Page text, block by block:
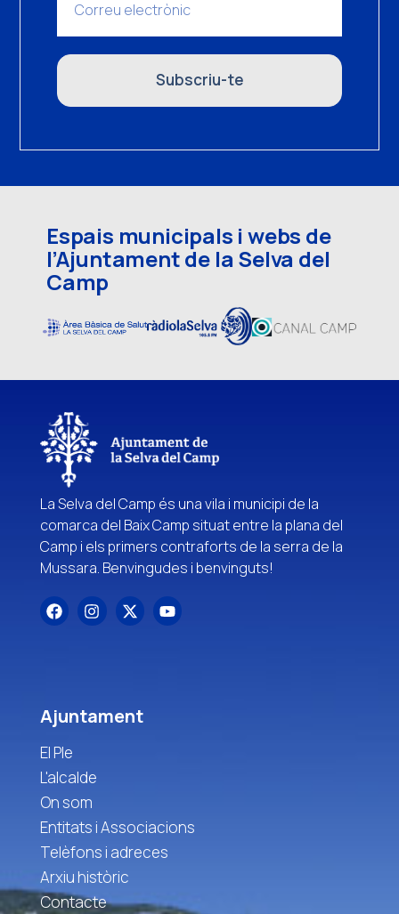
Subscriu-te
Espais municipals i webs de
l’Ajuntament de la Selva del
Camp
La Selva del Camp és una vila i municipi de la
comarca del Baix Camp situat entre la plana del
Camp i els primers contraforts de la serra de la
Mussara. Benvingudes i benvinguts!
Ajuntament
El Ple
L'alcalde
On som
Entitats i Associacions
Telèfons i adreces
Arxiu històric
Contacte